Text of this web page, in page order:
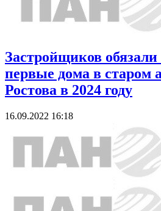
Застройщиков обязали
первые дома в старом
Ростова в 2024 году
16.09.2022 16:18